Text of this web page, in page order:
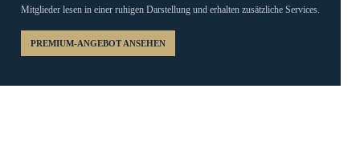
Mitglieder lesen in einer ruhigen Darstellung und erhalten zusätzliche Services.
PREMIUM-ANGEBOT ANSEHEN